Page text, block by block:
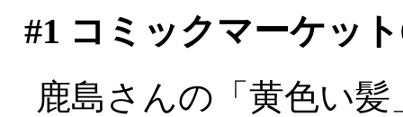
#1 コミックマーケッ
鹿島さんの「黄色い